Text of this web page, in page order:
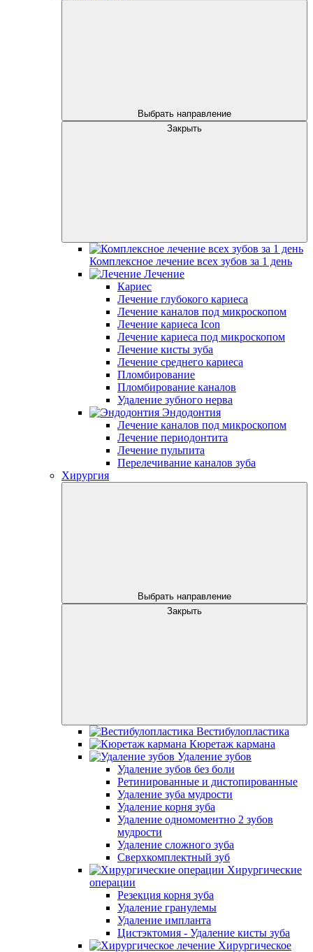
Выбрать направление
Закрыть
Комплексное лечение всех зубов за 1 день
Лечение
Кариес
Лечение глубокого кариеса
Лечение каналов под микроскопом
Лечение кариеса Icon
Лечение кариеса под микроскопом
Лечение кисты зуба
Лечение среднего кариеса
Пломбирование
Пломбирование каналов
Удаление зубного нерва
Эндодонтия
Лечение каналов под микроскопом
Лечение периодонтита
Лечение пульпита
Перелечивание каналов зуба
Хирургия
Выбрать направление
Закрыть
Вестибулопластика
Кюретаж кармана
Удаление зубов
Удаление зубов без боли
Ретинированные и дистопированные
Удаление зуба мудрости
Удаление корня зуба
Удаление одномоментно 2 зубов
мудрости
Удаление сложного зуба
Сверхкомплектный зуб
Хирургические
операции
Резекция корня зуба
Удаление гранулемы
Удаление импланта
Цистэктомия - Удаление кисты зуба
Хирургическое